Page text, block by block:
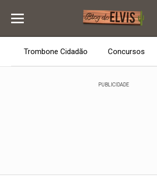
Trombone Cidadão Concursos
PUBLICIDADE